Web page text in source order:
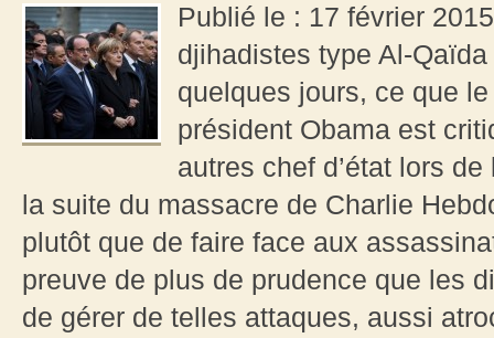
Publié le : 17 février
djihadistes type Al-
quelques jours, ce que
président Obama est
autres chef d’état lors
la suite du massacre de Charlie
plutôt que de faire face aux
preuve de plus de prudence que les
de gérer de telles attaques, aussi